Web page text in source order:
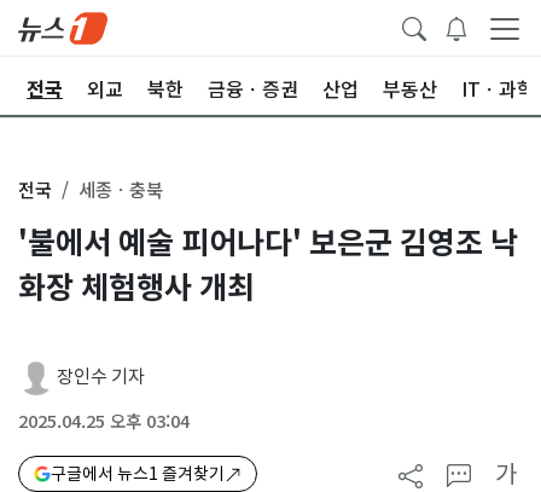
전국 외교 북한 금융ㆍ증권 산업 부동산 ITㆍ과학
전국 세종ㆍ충북
'불에서 예술 피어나다' 보은군 김영조 낙
화장 체험행사 개최
장인수 기자
2025.04.25 오후 03:04
구글에서 뉴스1 즐겨찾기 가